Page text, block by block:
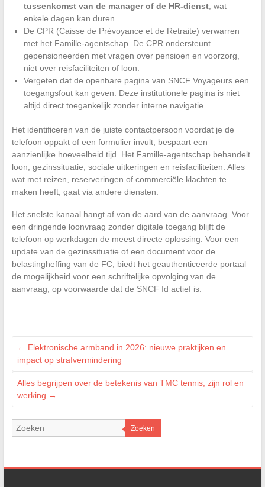
tussenkomst van de manager of de HR-dienst, wat
enkele dagen kan duren.
De CPR (Caisse de Prévoyance et de Retraite) verwarren
met het Famille-agentschap. De CPR ondersteunt
gepensioneerden met vragen over pensioen en voorzorg,
niet over reisfaciliteiten of loon.
Vergeten dat de openbare pagina van SNCF Voyageurs een
toegangsfout kan geven. Deze institutionele pagina is niet
altijd direct toegankelijk zonder interne navigatie.
Het identificeren van de juiste contactpersoon voordat je de
telefoon oppakt of een formulier invult, bespaart een
aanzienlijke hoeveelheid tijd. Het Famille-agentschap behandelt
loon, gezinssituatie, sociale uitkeringen en reisfaciliteiten. Alles
wat met reizen, reserveringen of commerciële klachten te
maken heeft, gaat via andere diensten.
Het snelste kanaal hangt af van de aard van de aanvraag. Voor
een dringende loonvraag zonder digitale toegang blijft de
telefoon op werkdagen de meest directe oplossing. Voor een
update van de gezinssituatie of een document voor de
belastingheffing van de FC, biedt het geauthenticeerde portaal
de mogelijkheid voor een schriftelijke opvolging van de
aanvraag, op voorwaarde dat de SNCF Id actief is.
← Elektronische armband in 2026: nieuwe praktijken en
impact op strafvermindering
Alles begrijpen over de betekenis van TMC tennis, zijn rol en
werking →
Zoeken